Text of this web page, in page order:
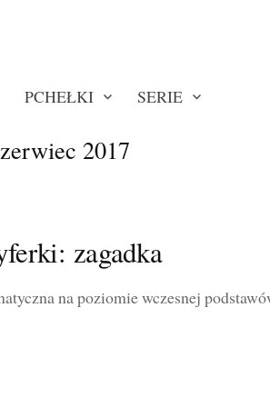
PCHEŁKI SERIE
2017
zagadka
na poziomie wczesnej